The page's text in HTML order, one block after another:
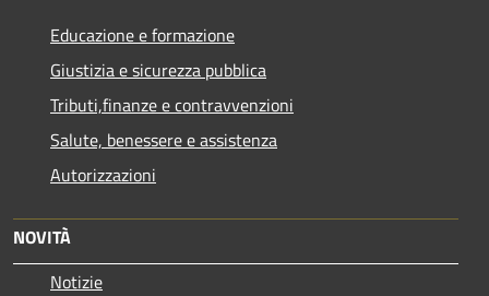
Educazione e formazione
Giustizia e sicurezza pubblica
Tributi,finanze e contravvenzioni
Salute, benessere e assistenza
Autorizzazioni
NOVITÀ
Notizie